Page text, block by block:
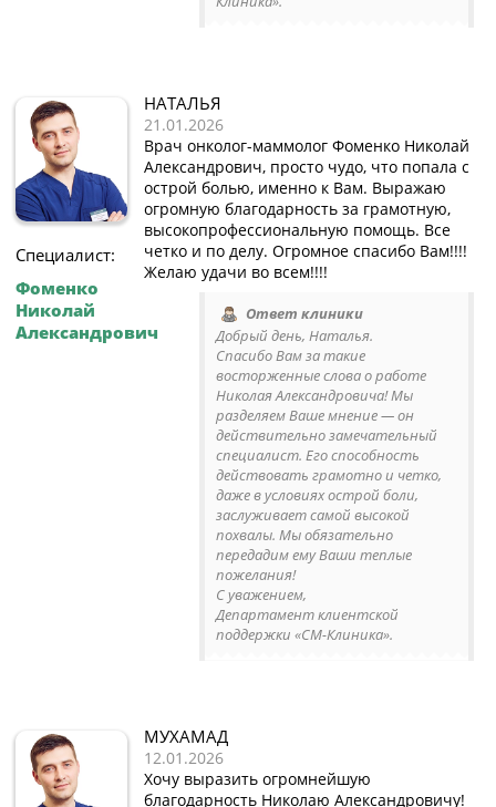
Специалист:
Фоменко
Николай
Александрович
НАТАЛЬЯ
21.01.2026
Врач онколог-маммолог Фоменко Николай
Александрович, просто чудо, что попала с
острой болью, именно к Вам. Выражаю
огромную благодарность за грамотную,
высокопрофессиональную помощь. Все
четко и по делу. Огромное спасибо Вам!!!!
Желаю удачи во всем!!!!
Ответ клиники
Добрый день, Наталья.
Спасибо Вам за такие
восторженные слова о работе
Николая Александровича! Мы
разделяем Ваше мнение — он
действительно замечательный
специалист. Его способность
действовать грамотно и четко,
даже в условиях острой боли,
заслуживает самой высокой
похвалы. Мы обязательно
передадим ему Ваши теплые
пожелания!
С уважением,
Департамент клиентской
поддержки «СМ-Клиника».
МУХАМАД
12.01.2026
Хочу выразить огромнейшую
благодарность Николаю Александровичу!